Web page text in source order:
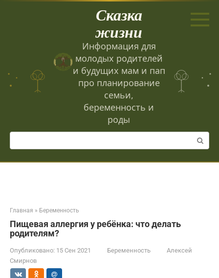
Сказка
жизни
Информация для
молодых родителей
и будущих мам и пап
про планирование
семьи,
беременность и
роды
Поиск:
Главная » Беременность
Пищевая аллергия у ребёнка: что делать
родителям?
Опубликовано: 15 Сен 2021 Беременность
Алексей
Смирнов